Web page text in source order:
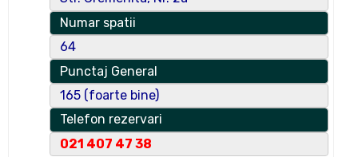
Numar spatii
64
Punctaj General
165 (foarte bine)
Telefon rezervari
021 407 47 38